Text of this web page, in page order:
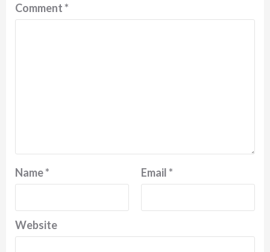
Comment*
Name* Email*
Website